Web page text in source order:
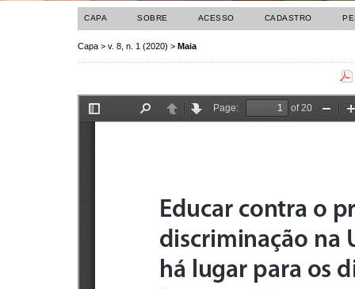
CAPA SOBRE ACESSO CADASTRO
Capa > v. 8, n. 1 (2020) > Maia